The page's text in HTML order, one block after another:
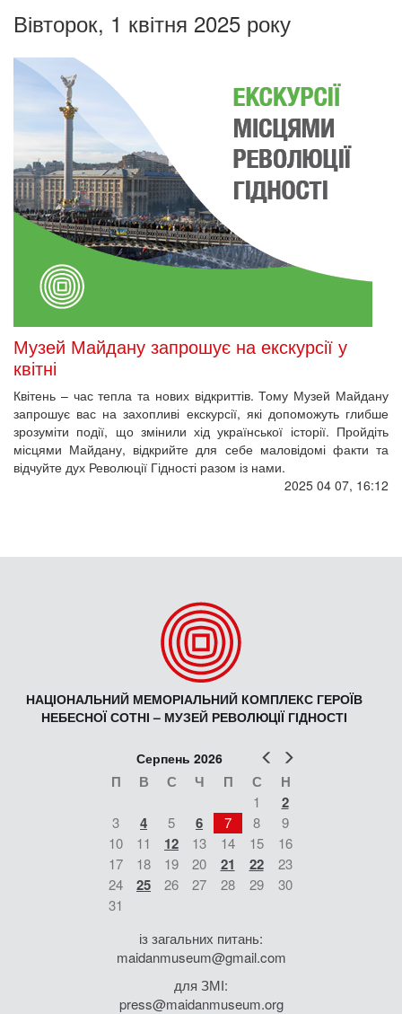
Вівторок, 1 квітня 2025 року
Музей Майдану запрошує на екскурсії у
квітні
Квітень – час тепла та нових відкриттів. Тому Музей Майдану
запрошує вас на захопливі екскурсії, які допоможуть глибше
зрозуміти події, що змінили хід української історії. Пройдіть
місцями Майдану, відкрийте для себе маловідомі факти та
відчуйте дух Революції Гідності разом із нами.
2025 04 07, 16:12
НАЦІОНАЛЬНИЙ МЕМОРІАЛЬНИЙ КОМПЛЕКС ГЕРОЇВ
НЕБЕСНОЇ СОТНІ – МУЗЕЙ РЕВОЛЮЦІЇ ГІДНОСТІ
Попер
Серпень 2026
П В С Ч П С Н
1 2
3 4 5 6 7 8
9
10
11 12 13 14 15
16
17
18 19 20 21 22
23
24
25 26 27 28 29
30
31
із загальних питань:
maidanmuseum@gmail.com
для ЗМІ:
press@maidanmuseum.org